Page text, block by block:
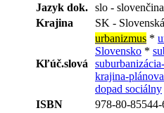
Jazyk dok. slo - slovenčina
Krajina
SK -
Kľúč.slová
urbanizmus *
Slovensko *
krajina-
dopad sociálny
ISBN
978-80-